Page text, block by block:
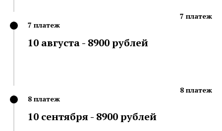
7 платеж
7 платеж
10 августа - 8900 рублей
8 платеж
8 платеж
10 сентября - 8900 рублей